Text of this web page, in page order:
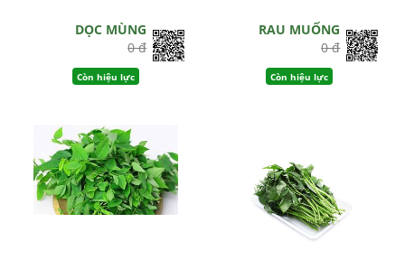
DỌC MÙNG
0 đ
Còn hiệu lực
RAU MUỐNG
0 đ
Còn hiệu lực